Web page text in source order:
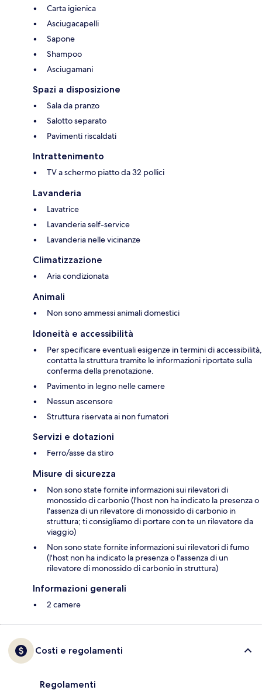
Carta igienica
Asciugacapelli
Sapone
Shampoo
Asciugamani
Spazi a disposizione
Sala da pranzo
Salotto separato
Pavimenti riscaldati
Intrattenimento
TV a schermo piatto da 32 pollici
Lavanderia
Lavatrice
Lavanderia self-service
Lavanderia nelle vicinanze
Climatizzazione
Aria condizionata
Animali
Non sono ammessi animali domestici
Idoneità e accessibilità
Per specificare eventuali esigenze in termini di accessibilità,
contatta la struttura tramite le informazioni riportate sulla
conferma della prenotazione.
Pavimento in legno nelle camere
Nessun ascensore
Struttura riservata ai non fumatori
Servizi e dotazioni
Ferro/asse da stiro
Misure di sicurezza
Non sono state fornite informazioni sui rilevatori di
monossido di carbonio (l'host non ha indicato la presenza o
l'assenza di un rilevatore di monossido di carbonio in
struttura; ti consigliamo di portare con te un rilevatore da
viaggio)
Non sono state fornite informazioni sui rilevatori di fumo
(l'host non ha indicato la presenza o l'assenza di un
rilevatore di monossido di carbonio in struttura)
Informazioni generali
2 camere
Costi e regolamenti
Regolamenti